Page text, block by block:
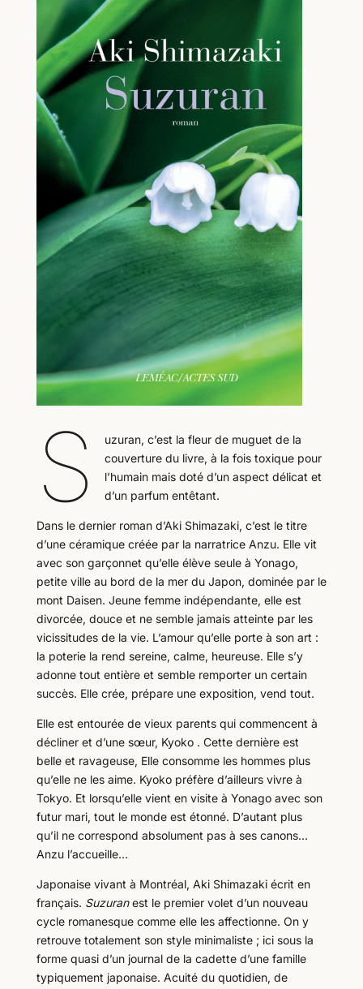
S
uzuran, c’est la fleur de muguet de la
couverture du livre, à la fois toxique pour
l’humain mais doté d’un aspect délicat et
d’un parfum entêtant.
Dans le dernier roman d’Aki Shimazaki, c’est le titre
d’une céramique créée par la narratrice Anzu. Elle vit
avec son garçonnet qu’elle élève seule à Yonago,
petite ville au bord de la mer du Japon, dominée par le
mont Daisen. Jeune femme indépendante, elle est
divorcée, douce et ne semble jamais atteinte par les
vicissitudes de la vie. L’amour qu’elle porte à son art :
la poterie la rend sereine, calme, heureuse. Elle s’y
adonne tout entière et semble remporter un certain
succès. Elle crée, prépare une exposition, vend tout.
Elle est entourée de vieux parents qui commencent à
décliner et d’une sœur, Kyoko . Cette dernière est
belle et ravageuse, Elle consomme les hommes plus
qu’elle ne les aime. Kyoko préfère d’ailleurs vivre à
Tokyo. Et lorsqu’elle vient en visite à Yonago avec son
futur mari, tout le monde est étonné. D’autant plus
qu’il ne correspond absolument pas à ses canons…
Anzu l’accueille…
Japonaise vivant à Montréal, Aki Shimazaki écrit en
français. Suzuranest le premier volet d’un nouveau
cycle romanesque comme elle les affectionne. On y
retrouve totalement son style minimaliste ; ici sous la
forme quasi d’un journal de la cadette d’une famille
typiquement japonaise. Acuité du quotidien, de